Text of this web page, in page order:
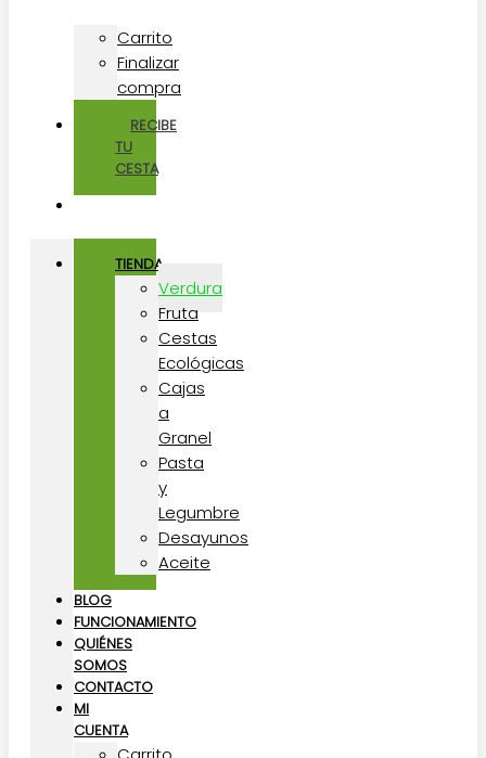
Carrito
Finalizar
compra
RECIBE
TU
CESTA
TIENDA
Verdura
Fruta
Cestas
Ecológicas
Cajas
a
Granel
Pasta
y
Legumbre
Desayunos
Aceite
BLOG
FUNCIONAMIENTO
QUIÉNES
SOMOS
CONTACTO
MI
CUENTA